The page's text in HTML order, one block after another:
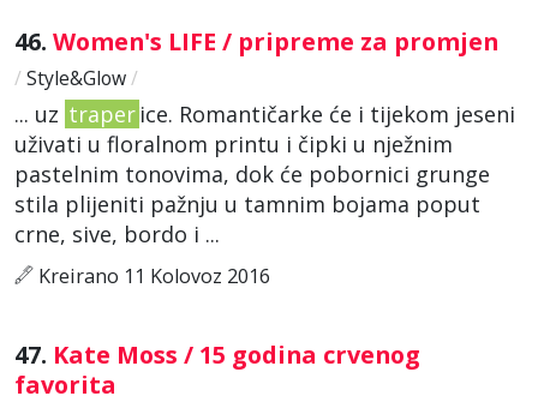
46. Women's LIFE / pripreme za promjen
/ Style&Glow/
... uz traper ice. Romantičarke će i tijekom jeseni
uživati u floralnom printu i čipki u nježnim
pastelnim tonovima, dok će pobornici grunge
stila plijeniti pažnju u tamnim bojama poput
crne, sive, bordo i ...
Kreirano 11 Kolovoz 2016
47. Kate Moss / 15 godina crvenog
favorita